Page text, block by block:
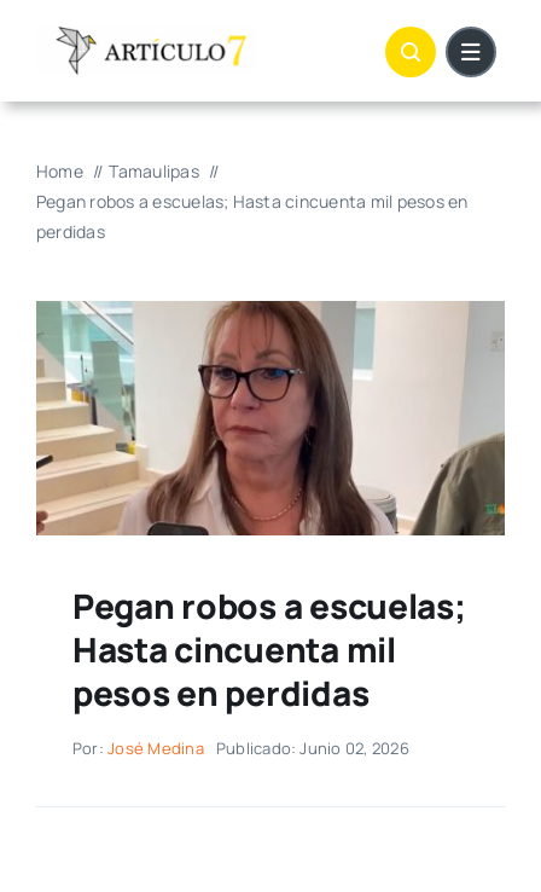
Home
Tamaulipas
Pegan robos a escuelas; Hasta cincuenta mil pesos en
perdidas
Pegan robos a escuelas;
Hasta cincuenta mil
pesos en perdidas
Por:José Medina Publicado: Junio 02, 2026